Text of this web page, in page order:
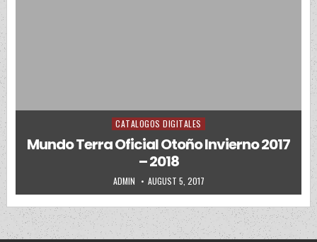
Posted in
CATALOGOS DIGITALES
Mundo Terra Oficial Otoño Invierno 2017
– 2018
AUTHOR:
ADMIN PUBLISHED DATE:
AUGUST 5, 2017